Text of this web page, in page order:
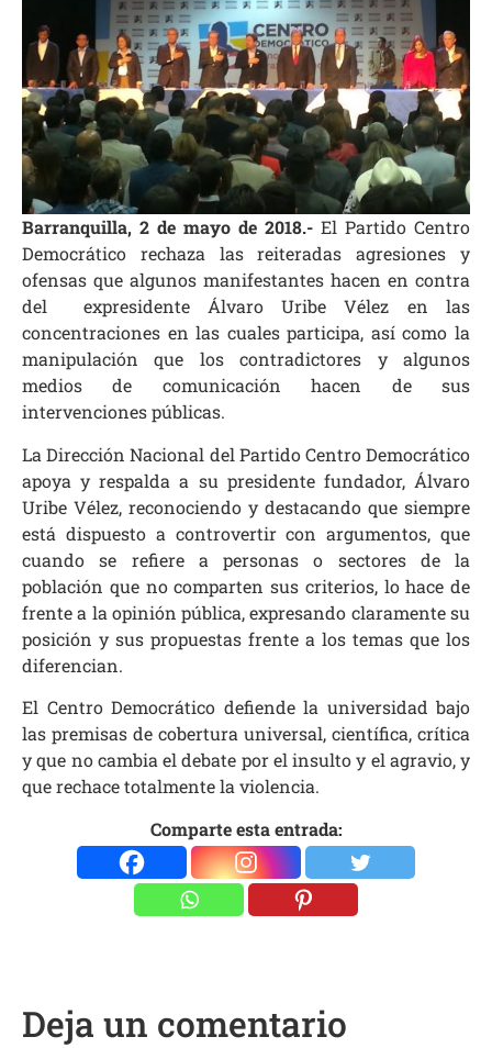
Barranquilla, 2 de mayo de 2018.- El Partido Centro
Democrático rechaza las reiteradas agresiones y
ofensas que algunos manifestantes hacen en contra
del expresidente Álvaro Uribe Vélez en las
concentraciones en las cuales participa, así como la
manipulación que los contradictores y algunos
medios de comunicación hacen de sus
intervenciones públicas.
La Dirección Nacional del Partido Centro Democrático
apoya y respalda a su presidente fundador, Álvaro
Uribe Vélez, reconociendo y destacando que siempre
está dispuesto a controvertir con argumentos, que
cuando se refiere a personas o sectores de la
población que no comparten sus criterios, lo hace de
frente a la opinión pública, expresando claramente su
posición y sus propuestas frente a los temas que los
diferencian.
El Centro Democrático defiende la universidad bajo
las premisas de cobertura universal, científica, crítica
y que no cambia el debate por el insulto y el agravio, y
que rechace totalmente la violencia.
Comparte esta entrada:
Deja un comentario